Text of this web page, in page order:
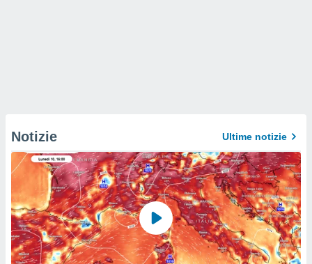
Notizie Ultime notizie